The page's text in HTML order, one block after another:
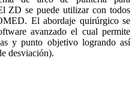
ZD se puede utilizar con todos
El abordaje quirúrgico se
avanzado el cual permite
y punto objetivo logrando así
desviación).